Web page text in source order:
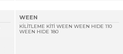
WEEN
KİLİTLEME KİTİ WEEN WEEN HIDE 110
WEEN HIDE 180